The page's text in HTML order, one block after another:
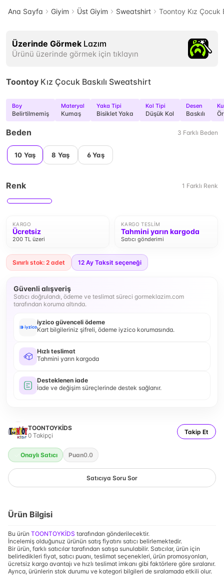
Ana Sayfa Giyim Üst Giyim Sweatshirt Toontoy Kız Çocuk
Üzerinde Görmek Lazım
Ürünü üzerinde görmek için tıklayın
Toontoy Kız Çocuk Baskılı Sweatshirt
Boy
Belirtilmemiş
Materyal
Kumaş
Yaka Tipi
Bisiklet Yaka
Kol Tipi
Düşük Kol
Desen
Baskılı
Beden 3 Farklı Beden
10 Yaş 8 Yaş 6 Yaş
Renk 1 Farklı Renk
KARGO
Ücretsiz
200 TL üzeri
KARGO TESLIM
Tahmini yarın kargoda
Satıcı gönderimi
Sınırlı stok: 2 adet 12 Ay Taksit seçeneği
Güvenli alışveriş
Satıcı doğrulandı, ödeme ve teslimat süreci gormeklazim.com
tarafından koruma altında.
iyzico güvenceli ödeme
Kart bilgileriniz şifreli, ödeme iyzico korumasında.
Hızlı teslimat
Tahmini yarın kargoda
Desteklenen iade
İade ve değişim süreçlerinde destek sağlanır.
TOONTOYKİDS
0 Takipçi Takip Et
Onaylı Satıcı Puan0.0
Satıcıya Soru Sor
Ürün Bilgisi
Bu ürün TOONTOYKİDS tarafından gönderilecektir.
İncelemiş olduğunuz ürünün satış fiyatını satıcı belirlemektedir.
Bir ürün, farklı satıcılar tarafından satışa sunulabilir. Satıcılar, ürün için
belirledikleri fiyat, satıcı puanı, teslimat seçenekleri, ürün promosyonları,
ücretsiz kargo avantajı ve hızlı teslimat imkanı gibi faktörlere göre sıralanır.
Ayrıca, ürünlerin stok durumu ve kategori bilgileri de sıralamada etkili olur.